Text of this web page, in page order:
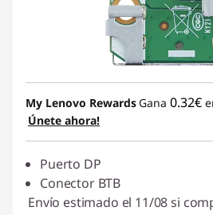
My Lenovo Rewards Gana 0.32€
Únete ahora!
Puerto DP
Conector BTB
Envío estimado el 11/08 si